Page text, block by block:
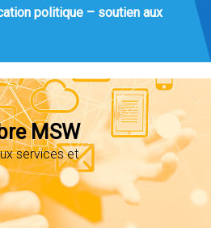
politique – soutien aux
MSW
services et